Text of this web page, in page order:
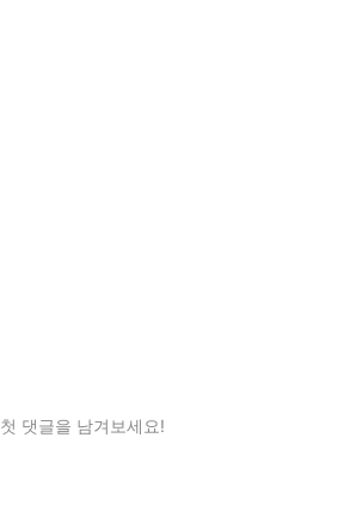
첫 댓글을 남겨보세요!